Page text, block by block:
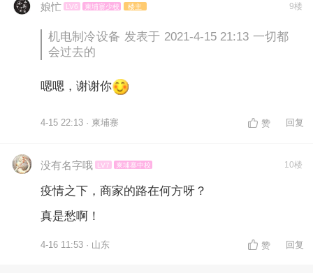
娘忙 LV6 柬埔寨少校 楼主 9楼
机电制冷设备 发表于 2021-4-15 21:13 一切都
会过去的
嗯嗯，谢谢你
4-15 22:13 · 柬埔寨 赞 回复
没有名字哦 LV7 柬埔寨中校 10楼
疫情之下，商家的路在何方呀？
真是愁啊！
4-16 11:53 · 山东 赞 回复